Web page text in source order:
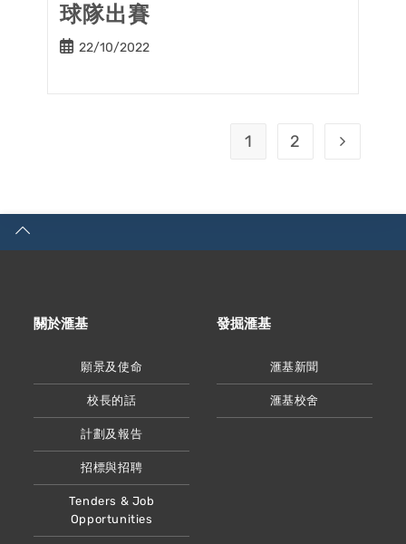
球隊出賽
Post22/10/2022
1 2 Go to the
關於滙基
願景及使命
校長的話
計劃及報告
招標與招聘
Tenders & Job
Opportunities
發掘滙基
滙基新聞
滙基校舍